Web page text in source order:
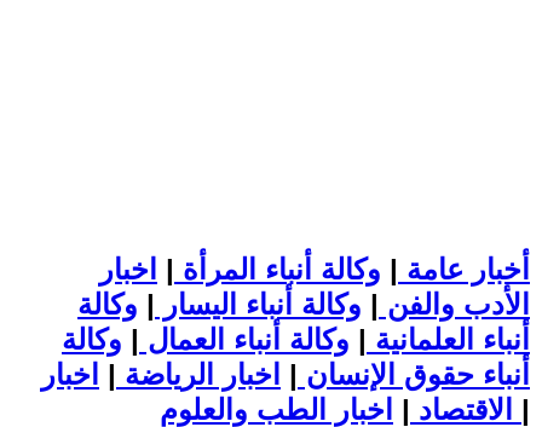
أخبار عامة | وكالة أنباء المرأة | اخبار
الأدب والفن | وكالة أنباء اليسار | وكالة
أنباء العلمانية | وكالة أنباء العمال | وكالة
أنباء حقوق الإنسان | اخبار الرياضة | اخبار
الاقتصاد | |